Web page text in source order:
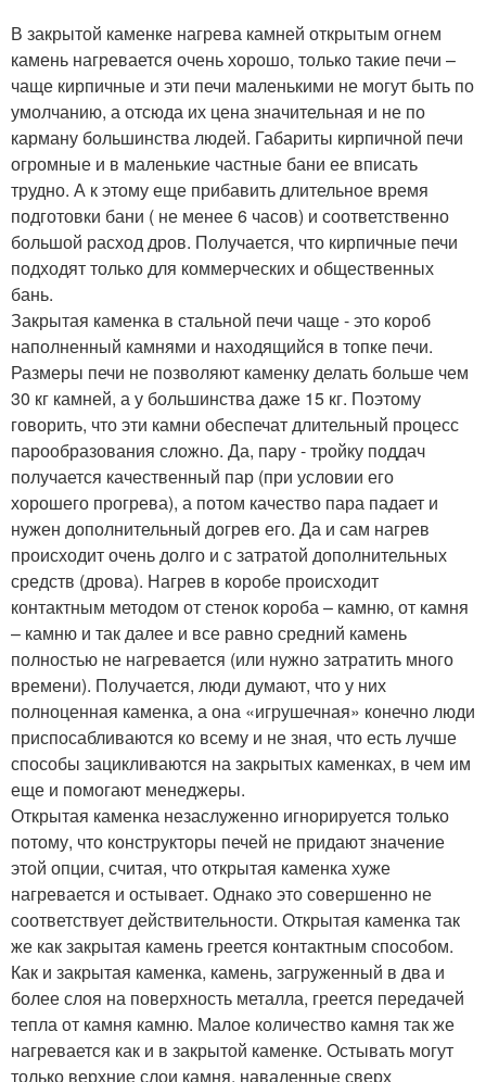
В закрытой каменке нагрева камней открытым огнем
камень нагревается очень хорошо, только такие печи –
чаще кирпичные и эти печи маленькими не могут быть по
умолчанию, а отсюда их цена значительная и не по
карману большинства людей. Габариты кирпичной печи
огромные и в маленькие частные бани ее вписать
трудно. А к этому еще прибавить длительное время
подготовки бани ( не менее 6 часов) и соответственно
большой расход дров. Получается, что кирпичные печи
подходят только для коммерческих и общественных
бань.
Закрытая каменка в стальной печи чаще - это короб
наполненный камнями и находящийся в топке печи.
Размеры печи не позволяют каменку делать больше чем
30 кг камней, а у большинства даже 15 кг. Поэтому
говорить, что эти камни обеспечат длительный процесс
парообразования сложно. Да, пару - тройку поддач
получается качественный пар (при условии его
хорошего прогрева), а потом качество пара падает и
нужен дополнительный догрев его. Да и сам нагрев
происходит очень долго и с затратой дополнительных
средств (дрова). Нагрев в коробе происходит
контактным методом от стенок короба – камню, от камня
– камню и так далее и все равно средний камень
полностью не нагревается (или нужно затратить много
времени). Получается, люди думают, что у них
полноценная каменка, а она «игрушечная» конечно люди
приспосабливаются ко всему и не зная, что есть лучше
способы зацикливаются на закрытых каменках, в чем им
еще и помогают менеджеры.
Открытая каменка незаслуженно игнорируется только
потому, что конструкторы печей не придают значение
этой опции, считая, что открытая каменка хуже
нагревается и остывает. Однако это совершенно не
соответствует действительности. Открытая каменка так
же как закрытая камень греется контактным способом.
Как и закрытая каменка, камень, загруженный в два и
более слоя на поверхность металла, греется передачей
тепла от камня камню. Малое количество камня так же
нагревается как и в закрытой каменке. Остывать могут
только верхние слои камня, наваленные сверх